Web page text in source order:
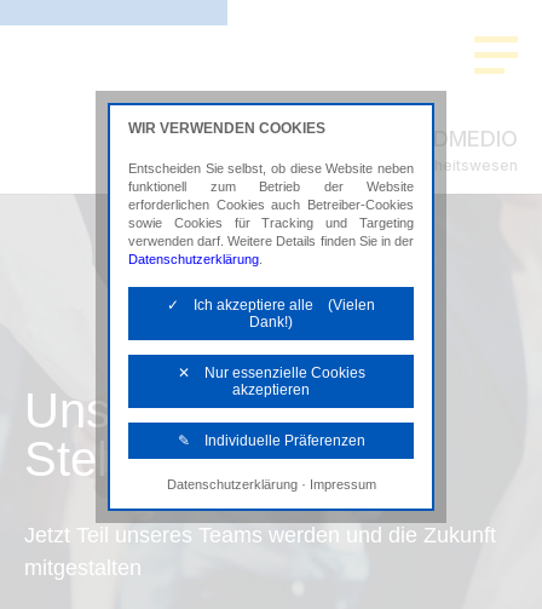
ADMEDIO
Steuerberatung im Gesundheitswesen
Unsere
Stellenangebote
Jetzt Teil unseres Teams werden und die Zukunft
mitgestalten
WIR VERWENDEN COOKIES
Entscheiden Sie selbst, ob diese Website neben
funktionell zum Betrieb der Website
erforderlichen Cookies auch Betreiber-Cookies
sowie Cookies für Tracking und Targeting
verwenden darf. Weitere Details finden Sie in der
Datenschutzerklärung
✓ Ich akzeptiere alle (Vielen
Dank!)
✕ Nur essenzielle Cookies
akzeptieren
✎ Individuelle Präferenzen
Notwendige Cookies
Diese Cookies sind erforderlich, um die
grundlegende Funktionalität der Website
Datenschutzerklärung· Impressum